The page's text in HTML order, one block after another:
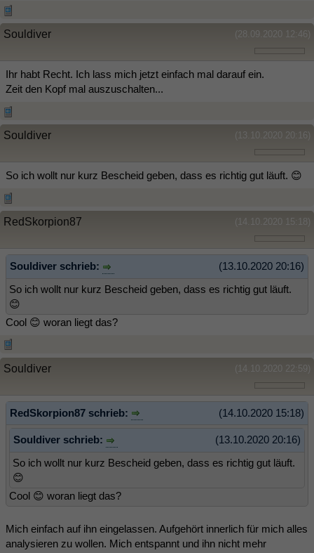
(28.09.2020 12:46)
Souldiver
Ihr habt Recht. Ich lass mich jetzt einfach mal darauf ein.
Zeit den Kopf mal auszuschalten...
(13.10.2020 20:16)
Souldiver
So ich wollt nur kurz Bescheid geben, dass es richtig gut läuft. 😊
(14.10.2020 15:18)
RedSkorpion87
(13.10.2020 20:16)
Souldiver schrieb:
So ich wollt nur kurz Bescheid geben, dass es richtig gut läuft.
😊
Cool 😊 woran liegt das?
(14.10.2020 22:59)
Souldiver
(14.10.2020 15:18)
RedSkorpion87 schrieb:
(13.10.2020 20:16)
Souldiver schrieb:
So ich wollt nur kurz Bescheid geben, dass es richtig gut läuft.
😊
Cool 😊 woran liegt das?
Mich einfach auf ihn eingelassen. Aufgehört innerlich für mich alles
analysieren zu wollen. Mich entspannt und ihn nicht mehr